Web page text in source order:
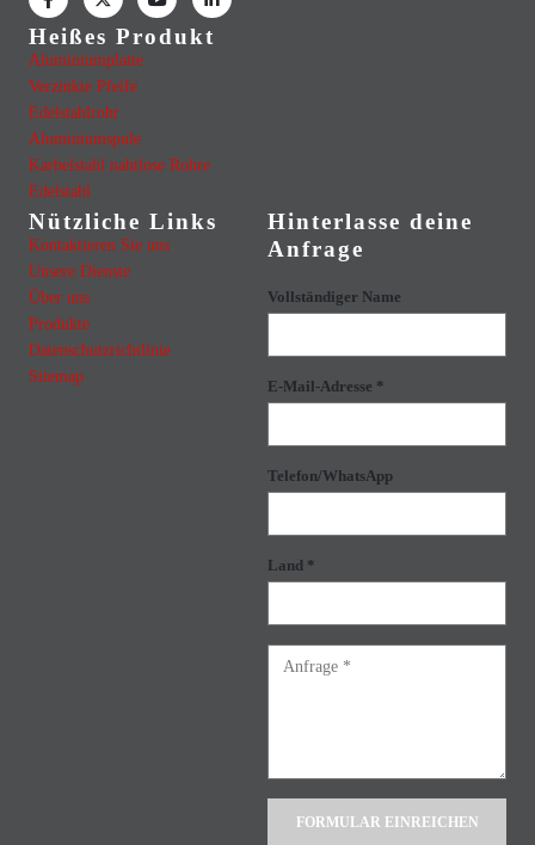
Heißes Produkt
Aluminiumplatte
Verzinkte Pfeife
Edelstahlrohr
Aluminiumspule
Karbelstahl nahtlose Rohre
Edelstahl
Nützliche Links
Kontaktieren Sie uns
Unsere Dienste
Über uns
Produkte
Datenschutzrichtlinie
Sitemap
Hinterlasse deine
Anfrage
Vollständiger Name
E-Mail-Adresse *
Telefon/WhatsApp
Land *